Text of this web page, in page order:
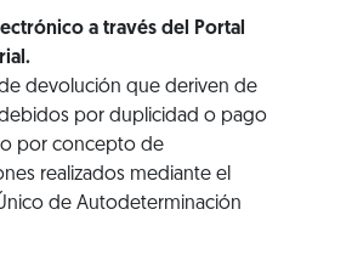
a través del Portal
devolución que deriven de
por duplicidad o pago
por concepto de
realizados mediante el
de Autodeterminación